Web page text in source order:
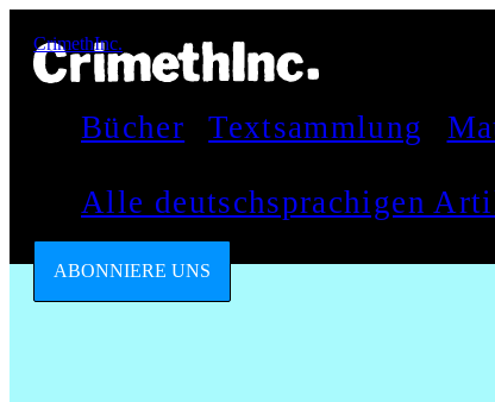
CrimethInc.
Bücher Textsammlung
Alle deutschsprachigen
ABONNIERE UNS